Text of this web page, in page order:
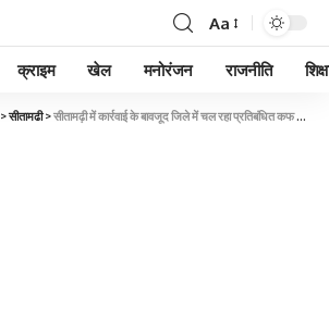
Aa
क्राइम खेल मनोरंजन राजनीति
>सीतामढी>सीतामढ़ी में कार्रवाई के बावजूद जिले में चल रहा प्रतिबंधित कफ सिरप का कारोबार